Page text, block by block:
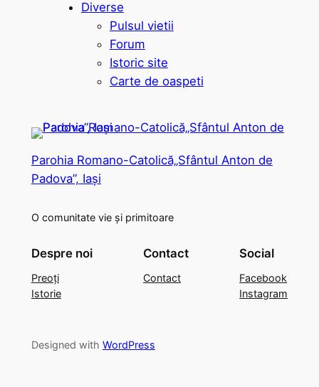
Diverse
Pulsul vietii
Forum
Istoric site
Carte de oaspeti
Parohia Romano-Catolică„Sfântul Anton de
Padova”, Iași
O comunitate vie și primitoare
Despre noi
Preoți
Istorie
Contact
Contact
Social
Facebook
Instagram
Designed with WordPress